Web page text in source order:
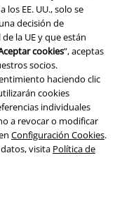
EE. UU., solo se
decisión de
la UE y que están
cookies”, aceptas
socios.
haciendo clic
cookies
individuales
a revocar o modificar
Configuración Cookies.
visita Política de